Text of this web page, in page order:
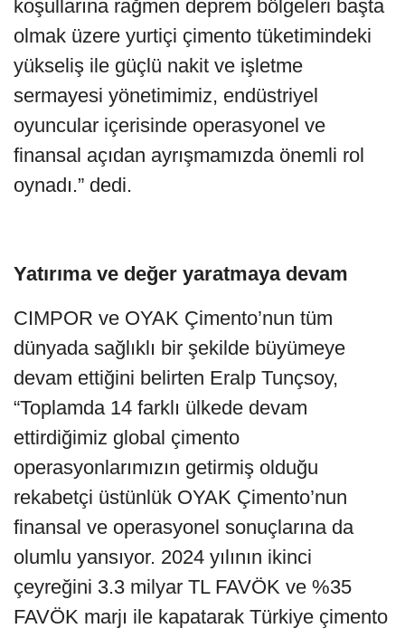
koşullarına rağmen deprem bölgeleri başta
olmak üzere yurtiçi çimento tüketimindeki
yükseliş ile güçlü nakit ve işletme
sermayesi yönetimimiz, endüstriyel
oyuncular içerisinde operasyonel ve
finansal açıdan ayrışmamızda önemli rol
oynadı.” dedi.
Yatırıma ve değer yaratmaya devam
CIMPOR ve OYAK Çimento’nun tüm
dünyada sağlıklı bir şekilde büyümeye
devam ettiğini belirten Eralp Tunçsoy,
“Toplamda 14 farklı ülkede devam
ettirdiğimiz global çimento
operasyonlarımızın getirmiş olduğu
rekabetçi üstünlük OYAK Çimento’nun
finansal ve operasyonel sonuçlarına da
olumlu yansıyor. 2024 yılının ikinci
çeyreğini 3.3 milyar TL FAVÖK ve %35
FAVÖK marjı ile kapatarak Türkiye çimento